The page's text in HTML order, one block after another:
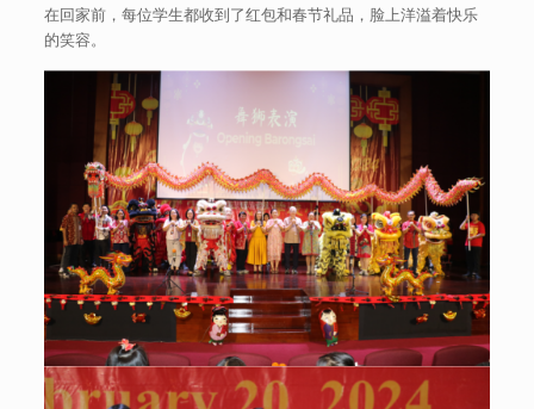
在回家前，每位学生都收到了红包和春节礼品，脸上洋溢着快乐
的笑容。